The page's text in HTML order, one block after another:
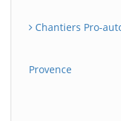
Chantiers Pro-
Provence